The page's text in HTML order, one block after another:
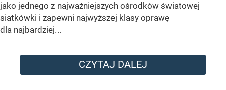
jako jednego z najważniejszych ośrodków światowej
siatkówki i zapewni najwyższej klasy oprawę
dla najbardziej...
CZYTAJ DALEJ